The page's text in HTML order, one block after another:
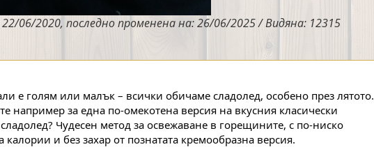
06/2020, последно променена на: 26/06/2025 / Видяна: 12315
е голям или малък – всички обичаме сладолед, особено през лятото.
например за една по-омекотена версия на вкусния класически
Чудесен метод за освежаване в горещините, с по-ниско
и без захар от познатата кремообразна версия.